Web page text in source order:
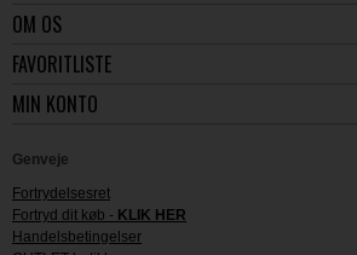
OM OS
FAVORITLISTE
MIN KONTO
Genveje
Fortrydelsesret
Fortryd dit køb - KLIK HER
Handelsbetingelser